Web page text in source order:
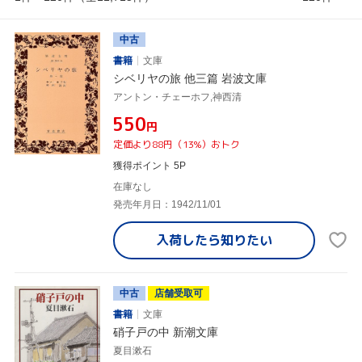
中古
書籍
文庫
シベリヤの旅 他三篇 岩波文庫
アントン・チェーホフ,神西清
¥550円
定価より88円（13%）おトク
獲得ポイント 5P
在庫なし
発売年月日：1942/11/01
入荷したら知りたい
中古
店舗受取可
書籍
文庫
硝子戸の中 新潮文庫
夏目漱石